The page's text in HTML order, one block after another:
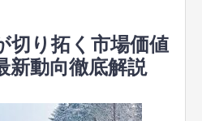
切り拓く市場価値
新動向徹底解説